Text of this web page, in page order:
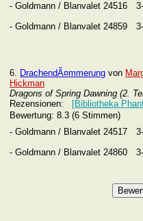
- Goldmann / Blanvalet 24516
- Goldmann / Blanvalet 24859
6. DrachendÃ¤mmerung von
Hickman
Dragons of Spring Dawning (2.
Rezensionen:
[Bibliotheka
Bewertung: 8.3 (6 Stimmen)
- Goldmann / Blanvalet 24517
- Goldmann / Blanvalet 24860